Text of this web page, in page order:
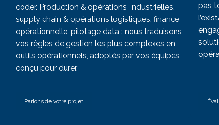
coder. Production & opérations industrielles,
supply chain & opérations logistiques, finance
opérationnelle, pilotage data : nous traduisons
vos règles de gestion les plus complexes en
outils opérationnels, adoptés par vos équipes,
conçu pour durer.
Parlons de votre projet
pas